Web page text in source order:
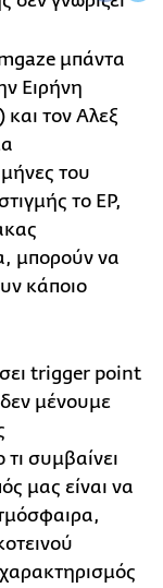
μπάντα
Ειρήνη
τον Αλεξ
του
το EP,
μπορούν να
κάποιο
trigger point
μένουμε
συμβαίνει
μας είναι να